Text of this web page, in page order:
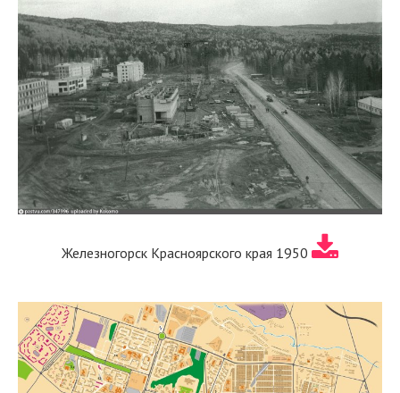
Железногорск Красноярского края 1950